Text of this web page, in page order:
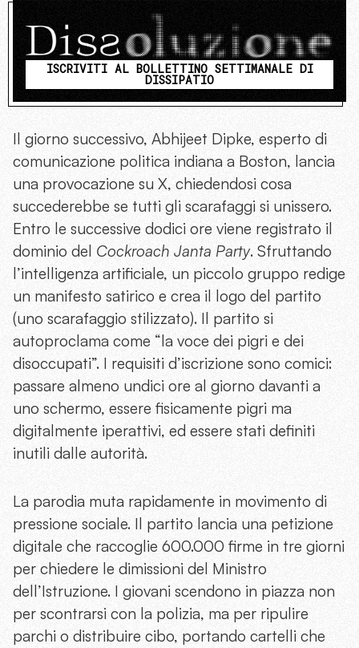
ISCRIVITI AL BOLLETTINO SETTIMANALE DI
DISSIPATIO
Il giorno successivo, Abhijeet Dipke, esperto di
comunicazione politica indiana a Boston, lancia
una provocazione su X, chiedendosi cosa
succederebbe se tutti gli scarafaggi si unissero.
Entro le successive dodici ore viene registrato il
dominio del Cockroach Janta Party. Sfruttando
l’intelligenza artificiale, un piccolo gruppo redige
un manifesto satirico e crea il logo del partito
(uno scarafaggio stilizzato). Il partito si
autoproclama come “la voce dei pigri e dei
disoccupati”. I requisiti d’iscrizione sono comici:
passare almeno undici ore al giorno davanti a
uno schermo, essere fisicamente pigri ma
digitalmente iperattivi, ed essere stati definiti
inutili dalle autorità.
La parodia muta rapidamente in movimento di
pressione sociale. Il partito lancia una petizione
digitale che raccoglie 600.000 firme in tre giorni
per chiedere le dimissioni del Ministro
dell’Istruzione. I giovani scendono in piazza non
per scontrarsi con la polizia, ma per ripulire
parchi o distribuire cibo, portando cartelli che